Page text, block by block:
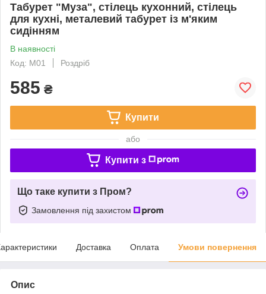
Табурет "Муза", стілець кухонний, стілець
для кухні, металевий табурет із м'яким
сидінням
В наявності
Код: М01
Роздріб
585 ₴
Купити
або
Купити з
Що таке купити з Пром?
Замовлення під захистом
Доставка Оплата Умови повернення
Опис